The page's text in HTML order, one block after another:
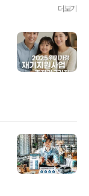
더보기